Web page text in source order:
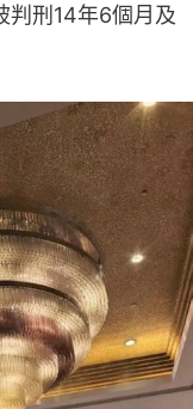
判刑14年6個月及